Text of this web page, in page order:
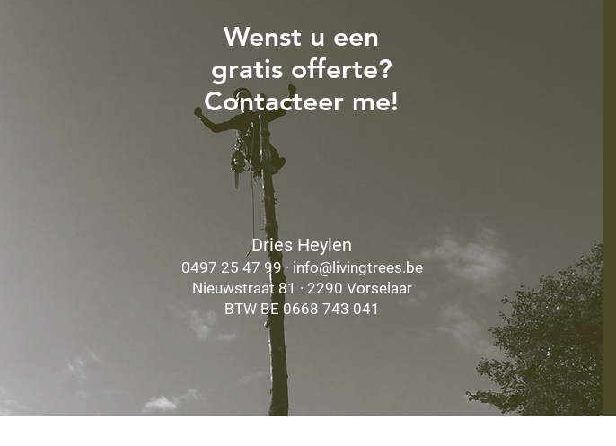
Wenst u een
gratis offerte?
Contacteer me!
Dries Heylen
0497 25 47 99 · info@livingtrees.be
Nieuwstraat 81 · 2290 Vorselaar
BTW BE 0668 743 041